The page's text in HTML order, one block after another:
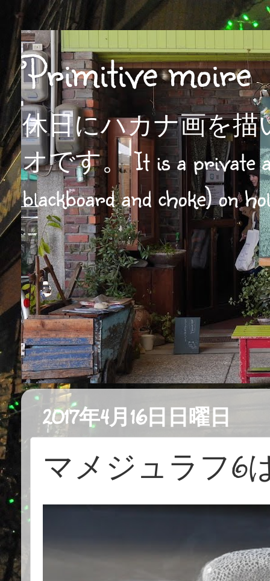
Primitive moire
休日にハカナ画を
オです。 It is a private
blackboard and choke) on
2017年4月16日日曜日
マメジュラフ6